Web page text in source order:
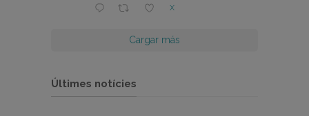
X
Cargar más
Últimes notícies